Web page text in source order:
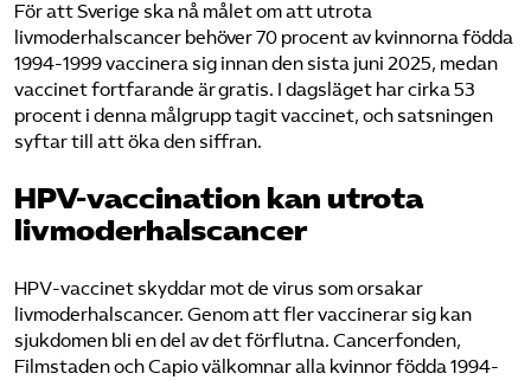
För att Sverige ska nå målet om att utrota
livmoderhalscancer behöver 70 procent av kvinnorna födda
1994-1999 vaccinera sig innan den sista juni 2025, medan
vaccinet fortfarande är gratis. I dagsläget har cirka 53
procent i denna målgrupp tagit vaccinet, och satsningen
syftar till att öka den siffran.
HPV-vaccination kan utrota
livmoderhalscancer
HPV-vaccinet skyddar mot de virus som orsakar
livmoderhalscancer. Genom att fler vaccinerar sig kan
sjukdomen bli en del av det förflutna. Cancerfonden,
Filmstaden och Capio välkomnar alla kvinnor födda 1994-